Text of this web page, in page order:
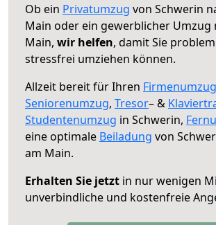
Ob ein Privatumzug von Schwerin
Main oder ein gewerblicher Umzug
Main, wir helfen, damit Sie
stressfrei umziehen können.
Allzeit bereit für Ihren Firmenumzug
Seniorenumzug, Tresor– &
Studentenumzug in Schwerin,
eine optimale Beiladung von
am Main.
Erhalten Sie jetzt in nur wenigen
unverbindliche und kostenfreie